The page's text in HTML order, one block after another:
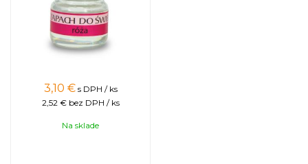
3,10 € s DPH / ks
2,52 € bez DPH / ks
Na sklade